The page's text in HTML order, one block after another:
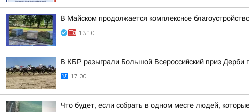
В Майском продолжается комплексное
13:10
В КБР разыграли Большой Всероссийский приз Дерби
17:00
Что будет, если собрать в одном месте людей,